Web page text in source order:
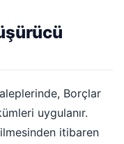
Borçlar
uygulanır.
itibaren